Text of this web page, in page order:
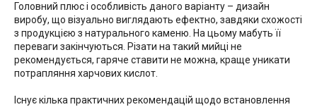
Головний плюс і особливість даного варіанту – дизайн
виробу, що візуально виглядають ефектно, завдяки схожості
з продукцією з натурального каменю. На цьому мабуть її
переваги закінчуються. Різати на такий мийці не
рекомендується, гаряче ставити не можна, краще уникати
потрапляння харчових кислот.
Існує кілька практичних рекомендацій щодо встановлення